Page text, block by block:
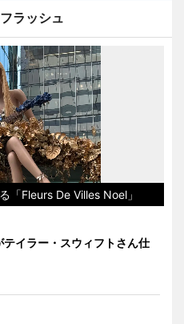
ラッシュ
「Fleurs De Villes Noel」
テイラー・スウィフトさん仕